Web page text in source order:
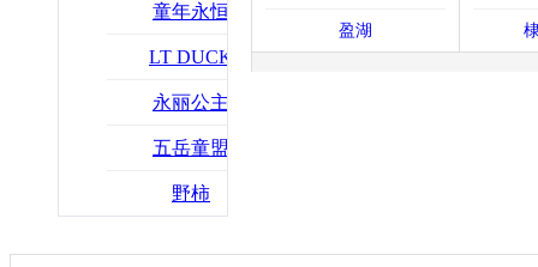
童年永恒
LT DUCK
​永丽公主
五岳童盟
野柿
盈湖